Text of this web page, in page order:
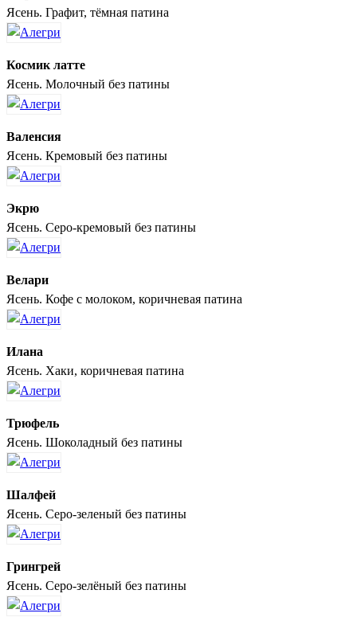
Ясень. Графит, тёмная патина
Космик латте
Ясень. Молочный без патины
Валенсия
Ясень. Кремовый без патины
Экрю
Ясень. Серо-кремовый без патины
Велари
Ясень. Кофе с молоком, коричневая патина
Илана
Ясень. Хаки, коричневая патина
Трюфель
Ясень. Шоколадный без патины
Шалфей
Ясень. Серо-зеленый без патины
Грингрей
Ясень. Серо-зелёный без патины